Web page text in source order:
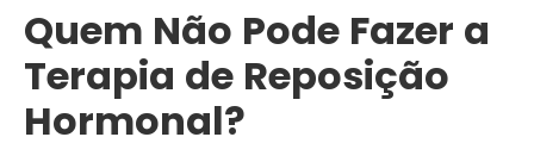
Quem Não Pode Fazer a
Terapia de Reposição
Hormonal?